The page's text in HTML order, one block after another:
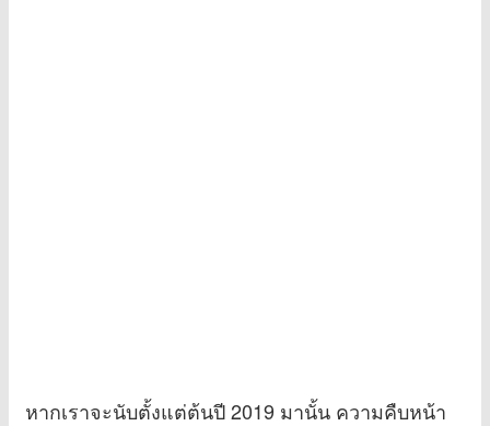
หากเราจะนับตั้งแต่ต้นปี 2019 มานั้น ความคืบหน้า